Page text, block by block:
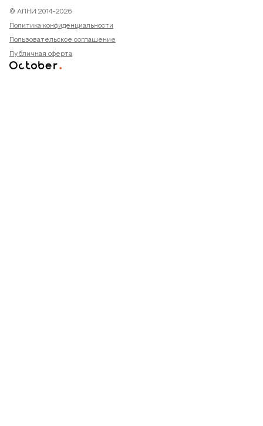
© АПНИ 2014-2026
Политика конфиденциальности
Пользовательское соглашение
Публичная оферта